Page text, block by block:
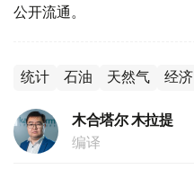
公开流通。
统计 石油 天然气 经济
木合塔尔 木拉提
编译